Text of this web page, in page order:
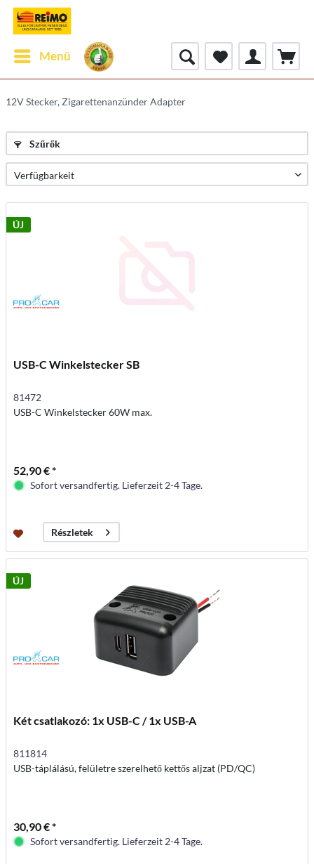
Menü
12V Stecker, Zigarettenanzünder Adapter
Szűrők
ÚJ
USB-C Winkelstecker SB
81472
USB-C Winkelstecker 60W max.
52,90 € *
Sofort versandfertig. Lieferzeit 2-4 Tage.
Részletek
ÚJ
Két csatlakozó: 1x USB-C / 1x USB-A
811814
USB-táplálású, felületre szerelhető kettős aljzat (PD/QC)
30,90 € *
Sofort versandfertig. Lieferzeit 2-4 Tage.